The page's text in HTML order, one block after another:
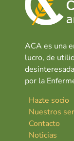
ACA es una
lucro, de
por la
Hazte socio
Nuestros
Contacto
Noticias